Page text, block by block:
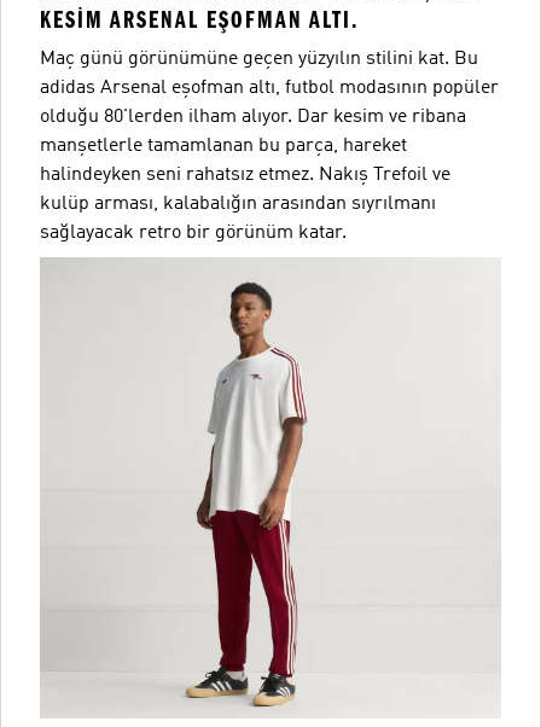
KESIM ARSENAL EŞOFMAN ALTI.
Maç günü görünümüne geçen yüzyılın stilini kat. Bu
adidas Arsenal eşofman altı, futbol modasının popüler
olduğu 80'lerden ilham alıyor. Dar kesim ve ribana
manşetlerle tamamlanan bu parça, hareket
halindeyken seni rahatsız etmez. Nakış Trefoil ve
kulüp arması, kalabalığın arasından sıyrılmanı
sağlayacak retro bir görünüm katar.